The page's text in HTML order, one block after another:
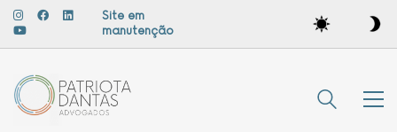
Site em
manutenção